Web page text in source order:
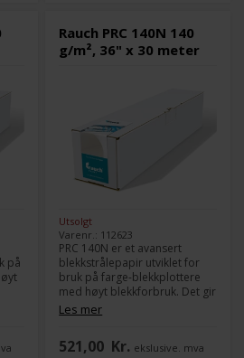
på
Rauch PRC 140N 140
g/m², 36" x 30 meter
Utsolgt
Varenr.: 112623
PRC 140N er et avansert
blekkstrålepapir utviklet for
bruk på farge-blekkplottere
med høyt blekkforbruk. Det gir
imponerende resultater ved
fullflateutskrift med høy
kantdefinisjon og intens
Les mer
521,00 Kr. ekslusive. mva